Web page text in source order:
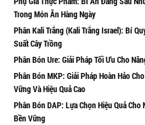
Trong Món Ăn Hàng Ngày
Phân Kali Trắng (Kali Trắng Israel): Bí
Suất Cây Trồng
Phân Bón Ure: Giải Pháp Tối Ưu Cho
Phân Bón MKP: Giải Pháp Hoàn Hảo
Vững Và Hiệu Quả Cao
Phân Bón DAP: Lựa Chọn Hiệu Quả Cho
Bền Vững